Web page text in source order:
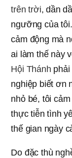
trên trời, dần
ngưỡng của
cảm động mà
ai làm thế này
Hội Thánh phải
nghiệp biết ơn
nhỏ bé, tôi
thực tiễn tình
thế gian ngày
Do đặc thù